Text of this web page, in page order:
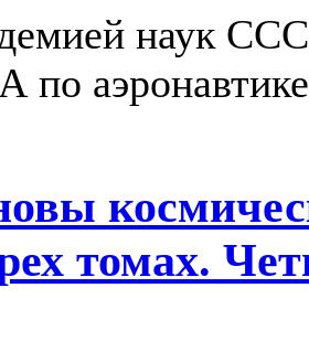
наук
томах.